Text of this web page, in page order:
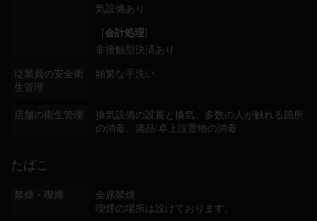
気設備あり
[会計処理]
非接触型決済あり
従業員の安全衛
生管理
頻繁な手洗い
店舗の衛生管理 換気設備の設置と換気
多数の人が触れる箇所
の消毒
備品/卓上設置物の消毒
たばこ
禁煙・喫煙
全席禁煙
喫煙の場所は設けております。